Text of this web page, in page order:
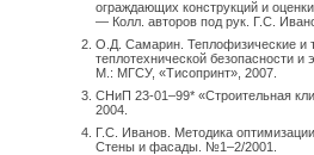
ограждающих конструкций и
— Колл. авторов под рук. Г.С.
О.Д. Самарин. Теплофизические и
теплотехнической безопасности
М.: МГСУ, «Тисопринт», 2007.
СНиП 23-01–99* «Строительная
2004.
Г.С. Иванов. Методика
Стены и фасады. №1–2/2001.